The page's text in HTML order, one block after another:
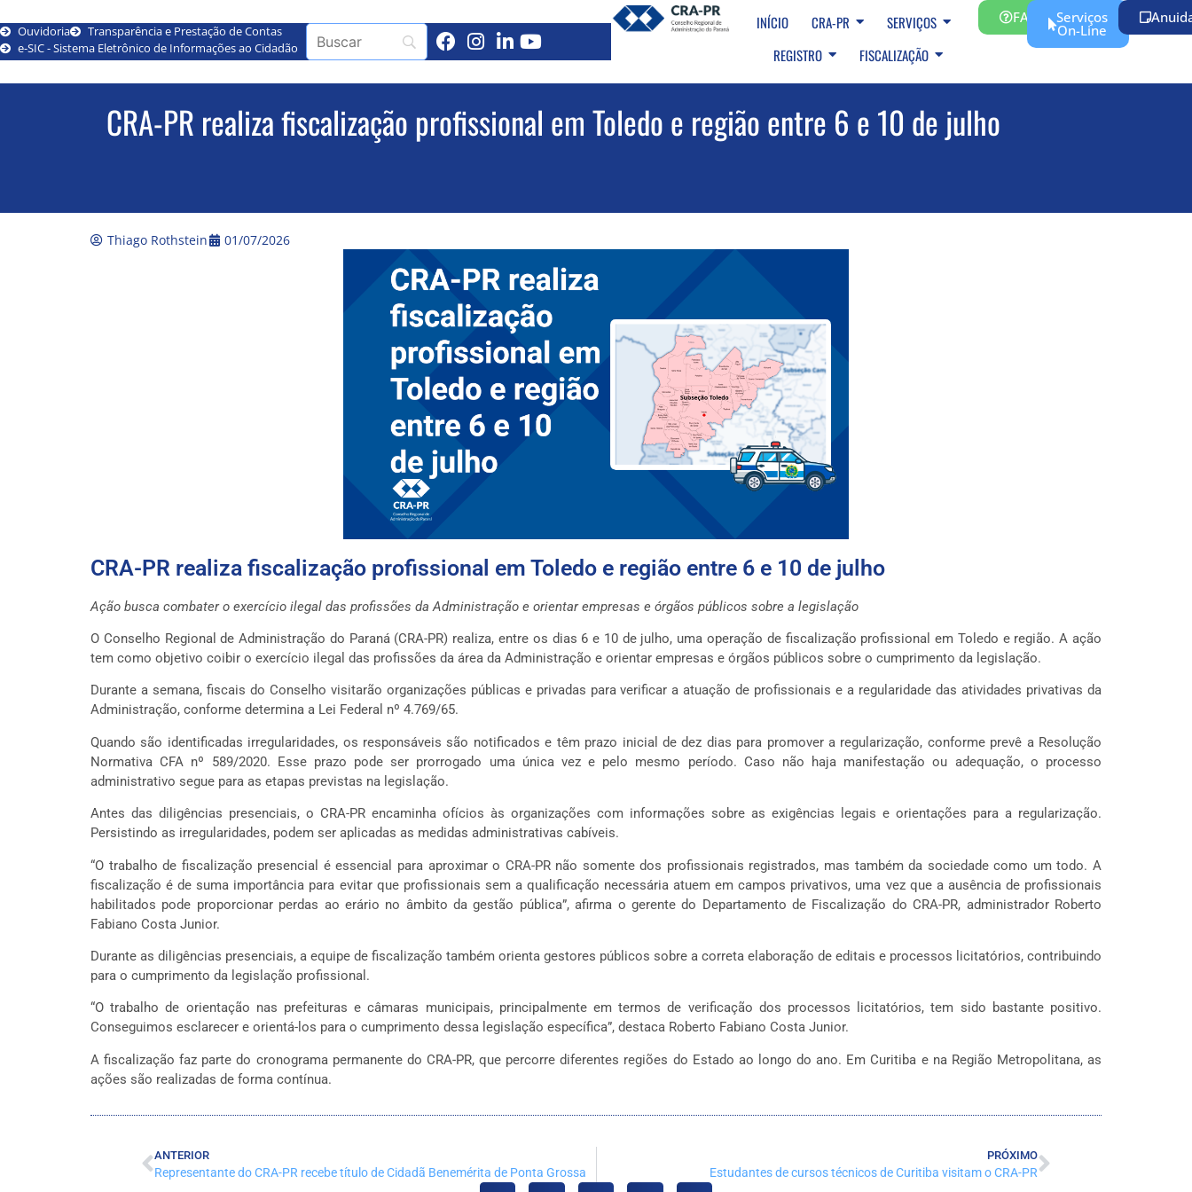
Ouvidoria
Transparência e Prestação de Contas
e-SIC - Sistema Eletrônico de Informações ao Cidadão
INÍCIO CRA-PR
SERVIÇOS
REGISTRO
FISCALIZAÇÃO
FAQ Serviços
On-Line
CRA-PR realiza fiscalização profissional em Toledo e região entre 6 e 10 de julho
Thiago Rothstein 01/07/2026
CRA-PR realiza fiscalização profissional em Toledo e região entre 6 e 10 de julho
Ação busca combater o exercício ilegal das profissões da Administração e orientar empresas e órgãos públicos sobre a legislação
O Conselho Regional de Administração do Paraná (CRA-PR) realiza, entre os dias 6 e 10 de julho, uma operação de fiscalização profissional em Toledo e região. A ação
tem como objetivo coibir o exercício ilegal das profissões da área da Administração e orientar empresas e órgãos públicos sobre o cumprimento da legislação.
Durante a semana, fiscais do Conselho visitarão organizações públicas e privadas para verificar a atuação de profissionais e a regularidade das atividades privativas da
Administração, conforme determina a Lei Federal nº 4.769/65.
Quando são identificadas irregularidades, os responsáveis são notificados e têm prazo inicial de dez dias para promover a regularização, conforme prevê a Resolução
Normativa CFA nº 589/2020. Esse prazo pode ser prorrogado uma única vez e pelo mesmo período. Caso não haja manifestação ou adequação, o processo
administrativo segue para as etapas previstas na legislação.
Antes das diligências presenciais, o CRA-PR encaminha ofícios às organizações com informações sobre as exigências legais e orientações para a regularização.
Persistindo as irregularidades, podem ser aplicadas as medidas administrativas cabíveis.
“O trabalho de fiscalização presencial é essencial para aproximar o CRA-PR não somente dos profissionais registrados, mas também da sociedade como um todo. A
fiscalização é de suma importância para evitar que profissionais sem a qualificação necessária atuem em campos privativos, uma vez que a ausência de profissionais
habilitados pode proporcionar perdas ao erário no âmbito da gestão pública”, afirma o gerente do Departamento de Fiscalização do CRA-PR, administrador Roberto
Fabiano Costa Junior.
Durante as diligências presenciais, a equipe de fiscalização também orienta gestores públicos sobre a correta elaboração de editais e processos licitatórios, contribuindo
para o cumprimento da legislação profissional.
“O trabalho de orientação nas prefeituras e câmaras municipais, principalmente em termos de verificação dos processos licitatórios, tem sido bastante positivo.
Conseguimos esclarecer e orientá-los para o cumprimento dessa legislação específica”, destaca Roberto Fabiano Costa Junior.
A fiscalização faz parte do cronograma permanente do CRA-PR, que percorre diferentes regiões do Estado ao longo do ano. Em Curitiba e na Região Metropolitana, as
ações são realizadas de forma contínua.
ANTERIOR
Representante do CRA-PR recebe título de Cidadã Benemérita de Ponta Grossa
PRÓXIMO
Estudantes de cursos técnicos de Curitiba visitam o CRA-PR